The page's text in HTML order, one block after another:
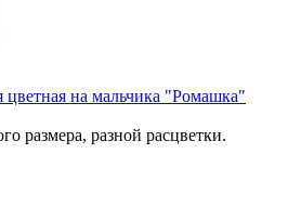
на мальчика "Ромашка"
размера, разной расцветки.